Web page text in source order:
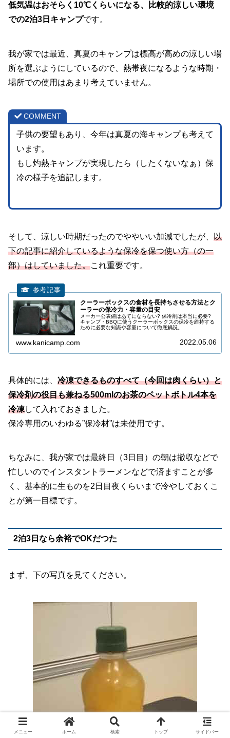
低気温はおそらく10℃くらいになる、比較的涼しい環境
での2泊3日キャンプです。
我が家では最近、真夏のキャンプは標高が高めの涼しい場
所を選ぶようにしているので、熱帯夜になるような時期・
場所での使用はあまり考えていません。
COMMENT
子供の要望もあり、今年は真夏の海キャンプも考えて
います。
もし灼熱キャンプが実現したら（したくないなぁ）保
冷の様子を追記します。
そして、涼しい時期だったのでややいい加減でしたが、 以
下の記事に紹介しているような保冷を保つ使い方（の一
部）はしていました。これ重要です。
クーラーボックスの食材を長持ちさせる方法とク
ーラーの保冷力・容量の目安
メーカー公表値はあてにならない? 保冷剤は本当に必要?
キャンプ・BBQに使うクーラーボックスの保冷を維持する
ために必要な知識や容量について徹底解説。
www.kanicamp.com 2022.05.06
具体的には、 冷凍できるものすべて（今回は肉くらい）と
保冷剤の役目も兼ねる500mlのお茶のペットボトル4本を
冷凍して入れておきました。
保冷専用のいわゆる”保冷材”は未使用です。
ちなみに、我が家では最終日（3日目）の朝は撤収などで
忙しいのでインスタントラーメンなどで済ますことが多
く、基本的に生ものを2日目夜くらいまで冷やしておくこ
とが第一目標です。
2泊3日なら余裕でOKだつた
まず、下の写真を見てください。
メニュー ホーム 検索 トップ サイドバー